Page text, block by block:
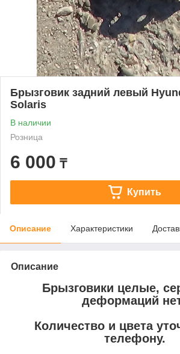
Брызговик задний левый
Solaris
В наличии
Розница
6 000 ₸
Купить
Описание Характеристики
Описание
Брызговики целые,
деформаций
Количество и цвета
телефону.